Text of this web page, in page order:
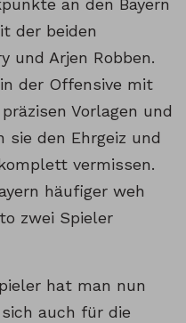
an den Bayern
der beiden
und Arjen Robben.
der Offensive mit
Vorlagen und
sie den Ehrgeiz und
vermissen.
häufiger weh
zwei Spieler
hat man nun
auch für die